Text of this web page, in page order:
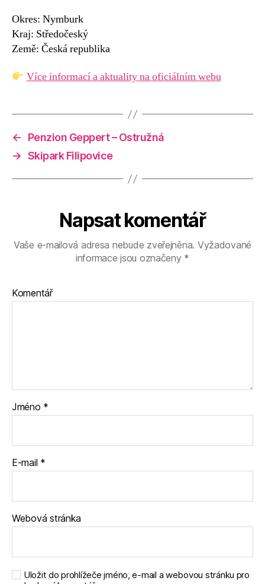
Okres: Nymburk
Kraj: Středočeský
Země: Česká republika
Více informací a aktuality na oficiálním webu
←
Penzion Geppert – Ostružná
→ Skipark Filipovice
Napsat komentář
Vaše e-mailová adresa nebude zveřejněna. Vyžadované
informace jsou označeny *
Komentář
Jméno *
E-mail *
Webová stránka
Uložit do prohlížeče jméno, e-mail a webovou stránku pro